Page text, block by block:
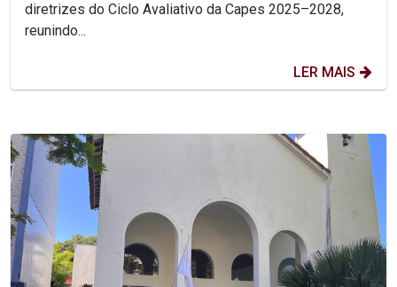
diretrizes do Ciclo Avaliativo da Capes 2025–2028,
reunindo...
LER MAIS